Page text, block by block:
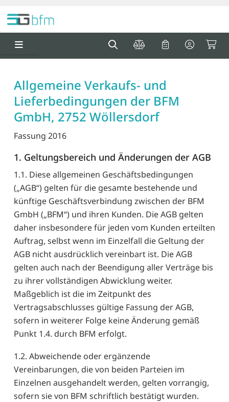
Allgemeine Verkaufs- und
Lieferbedingungen der BFM
GmbH, 2752 Wöllersdorf
Fassung 2016
1. Geltungsbereich und Änderungen der AGB
1.1. Diese allgemeinen Geschäftsbedingungen
(„AGB“) gelten für die gesamte bestehende und
künftige Geschäftsverbindung zwischen der BFM
GmbH („BFM“) und ihren Kunden. Die AGB gelten
daher insbesondere für jeden vom Kunden erteilten
Auftrag, selbst wenn im Einzelfall die Geltung der
AGB nicht ausdrücklich vereinbart ist. Die AGB
gelten auch nach der Beendigung aller Verträge bis
zu ihrer vollständigen Abwicklung weiter.
Maßgeblich ist die im Zeitpunkt des
Vertragsabschlusses gültige Fassung der AGB,
sofern in weiterer Folge keine Änderung gemäß
Punkt 1.4. durch BFM erfolgt.
1.2. Abweichende oder ergänzende
Vereinbarungen, die von beiden Parteien im
Einzelnen ausgehandelt werden, gelten vorrangig,
sofern sie von BFM schriftlich bestätigt wurden.